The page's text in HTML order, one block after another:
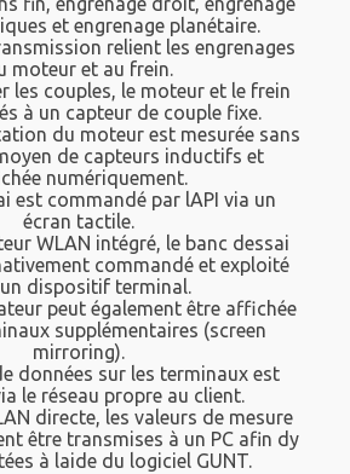
et engrenage planétaire.
relient les engrenages
moteur et au frein.
les couples, le moteur et le frein
à un capteur de couple fixe.
du moteur est mesurée sans
de capteurs inductifs et
numériquement.
est commandé par lAPI via un
écran tactile.
WLAN intégré, le banc dessai
commandé et exploité
dispositif terminal.
peut également être affichée
supplémentaires (screen
mirroring).
données sur les terminaux est
le réseau propre au client.
directe, les valeurs de mesure
être transmises à un PC afin dy
à laide du logiciel GUNT.